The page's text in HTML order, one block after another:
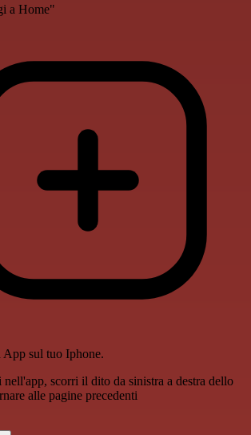
a Home"
App sul tuo Iphone.
scorri il dito da sinistra a destra dello
alle pagine precedenti